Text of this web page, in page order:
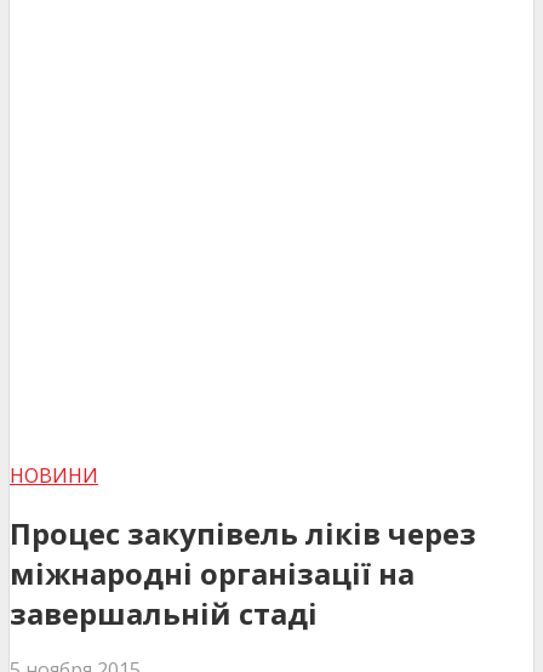
НОВИНИ
Процес закупівель ліків через
міжнародні організації на
завершальній стаді